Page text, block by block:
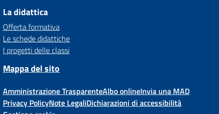
La didattica
Offerta formativa
Le schede didattiche
I progetti delle classi
Mappa del sito
Amministrazione TrasparenteAlbo onlineInvia una MAD
Privacy PolicyNote LegaliDichiarazioni di accessibilità